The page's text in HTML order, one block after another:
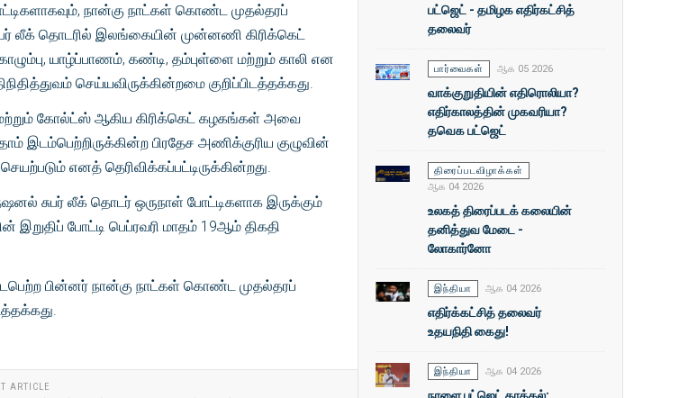
நான்கு நாட்கள் கொண்ட முதல்தரப்
லீக் தொடரில் இலங்கையின் முன்னணி கிரிக்கெட்
யாழ்ப்பாணம், கண்டி, தம்புள்ளை மற்றும் காலி என
செய்யவிருக்கின்றமை குறிப்பிடத்தக்கது.
மற்றும் கோல்ட்ஸ் ஆகிய கிரிக்கெட் கழகங்கள் அவை
இடம்பெற்றிருக்கின்ற பிரதேச அணிக்குரிய குழுவின்
எனத் தெரிவிக்கப்பட்டிருக்கின்றது.
சுபர் லீக் தொடர் ஒருநாள் போட்டிகளாக இருக்கும்
இறுதிப் போட்டி பெப்ரவரி மாதம் 19ஆம் திகதி
பின்னர் நான்கு நாட்கள் கொண்ட முதல்தரப்
ARTICLE
பட்ஜெட் - தமிழக எதிர்கட்சித்
தலைவர்
பார்வைகள் ஆக 05 2026
வாக்குறுதியின் எதிரொலியா?
எதிர்காலத்தின் முகவரியா?
தவெக பட்ஜெட்
திரைப்படவிழாக்கள்
ஆக 04 2026
உலகத் திரைப்படக் கலையின்
தனித்துவ மேடை -
லோகார்னோ
இந்தியா ஆக 04 2026
எதிர்க்கட்சித் தலைவர்
உதயநிதி கைது!
இந்தியா ஆக 04 2026